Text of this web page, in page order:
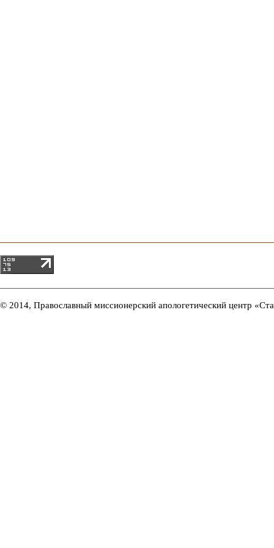
© 2014, Православный миссионерский апологетический центр